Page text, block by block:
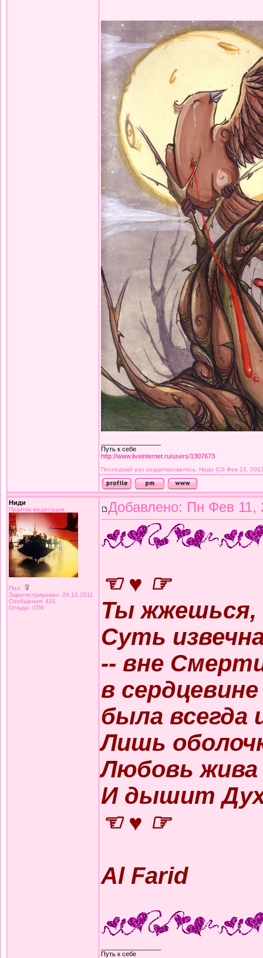
Путь к себе
http://www.liveinternet.ru/users/1307673
Последний раз редактировалось: Ниди (Сб Фев 23,
Ниди
Практик медитации.
Пол:
Зарегистрирован: 26.10.2011
Сообщения: 431
Откуда: СПб
Добавлено: Пн Фев 11,
☜ ♥ ☞
Ты жжешься,
Суть
-- вне
в
была всегда
Лишь
Любовь жива
И дышит
☜ ♥ ☞
Al Farid
Путь к себе